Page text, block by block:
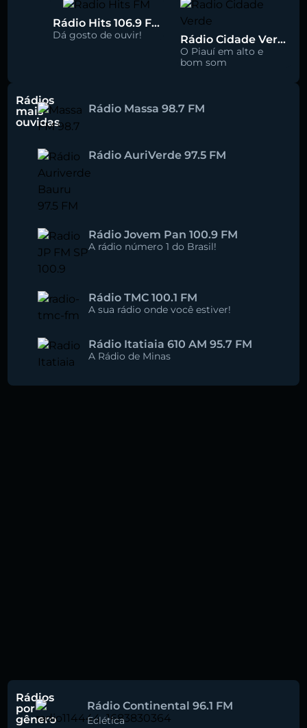
Rádio Hits 106.9 FM
Dá gosto de ouvir! Rádio Cidade Verde 93.5 FM
O Piauí em alto e
bom som
Rádios
mais
ouvidas
Rádio Massa 98.7 FM
Rádio AuriVerde 97.5 FM
Rádio Jovem Pan 100.9 FM
A rádio número 1 do Brasil!
Rádio TMC 100.1 FM
A sua rádio onde você estiver!
Rádio Itatiaia 610 AM 95.7 FM
A Rádio de Minas
Rádios
por
gênero
Rádio Continental 96.1 FM
Eclética